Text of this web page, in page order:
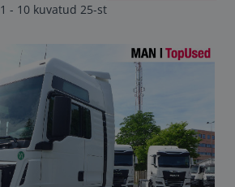
1 - 10 kuvatud 25-st